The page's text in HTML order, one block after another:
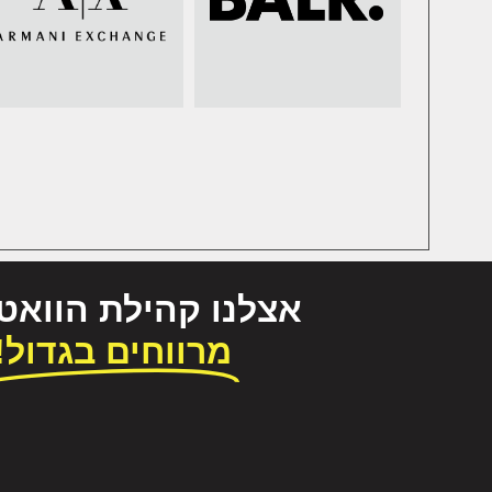
אצלנו קהילת
מרווחים